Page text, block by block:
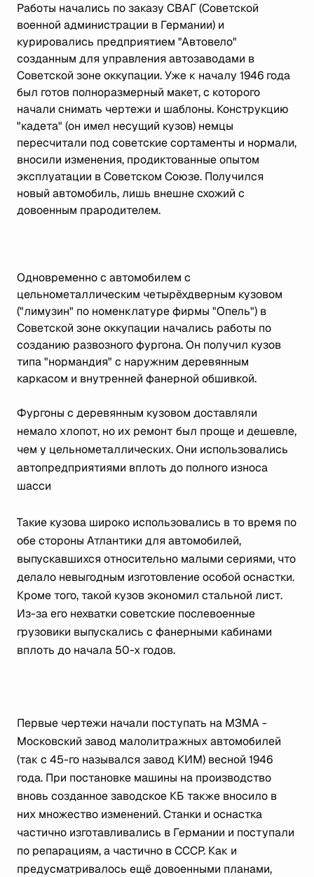
Работы начались по заказу СВАГ (Советской
военной администрации в Германии) и
курировались предприятием "Автовело"
созданным для управления автозаводами в
Советской зоне оккупации. Уже к началу 1946 года
был готов полноразмерный макет, с которого
начали снимать чертежи и шаблоны. Конструкцию
"кадета" (он имел несущий кузов) немцы
пересчитали под советские сортаменты и нормали,
вносили изменения, продиктованные опытом
эксплуатации в Советском Союзе. Получился
новый автомобиль, лишь внешне схожий с
довоенным прародителем.
Одновременно с автомобилем с
цельнометаллическим четырёхдверным кузовом
("лимузин" по номенклатуре фирмы "Опель") в
Советской зоне оккупации начались работы по
созданию развозного фургона. Он получил кузов
типа "нормандия" с наружним деревянным
каркасом и внутренней фанерной обшивкой.
Фургоны с деревянным кузовом доставляли
немало хлопот, но их ремонт был проще и дешевле,
чем у цельнометаллических. Они использовались
автопредприятиями вплоть до полного износа
шасси
Такие кузова широко использовались в то время по
обе стороны Атлантики для автомобилей,
выпускавшихся относительно малыми сериями, что
делало невыгодным изготовление особой оснастки.
Кроме того, такой кузов экономил стальной лист.
Из-за его нехватки советские послевоенные
грузовики выпускались с фанерными кабинами
вплоть до начала 50-х годов.
Первые чертежи начали поступать на МЗМА -
Московский завод малолитражных автомобилей
(так с 45-го назывался завод КИМ) весной 1946
года. При постановке машины на производство
вновь созданное заводское КБ также вносило в
них множество изменений. Станки и оснастка
частично изготавливались в Германии и поступали
по репарациям, а частично в СССР. Как и
предусматривалось ещё довоенными планами,